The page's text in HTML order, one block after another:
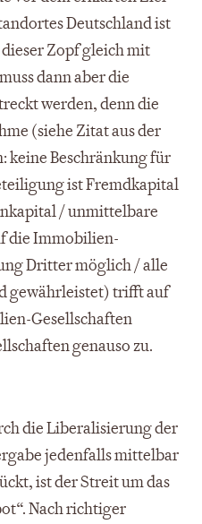
Deutschland ist
Zopf gleich mit
dann aber die
werden, denn die
(siehe Zitat aus der
keine Beschränkung für
ist Fremdkapital
/ unmittelbare
die Immobilien-
Dritter möglich / alle
gewährleistet) trifft auf
Gesellschaften
genauso zu.
die Liberalisierung der
jedenfalls mittelbar
ist der Streit um das
Nach richtiger